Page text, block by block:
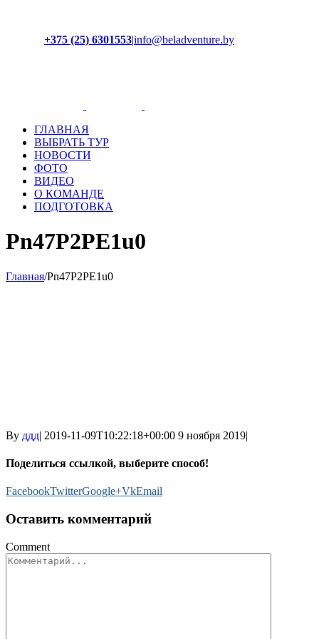
+375 (25) 6301553|info@beladventure.by
ГЛАВНАЯ
ВЫБРАТЬ ТУР
НОВОСТИ
ФОТО
ВИДЕО
О КОМАНДЕ
ПОДГОТОВКА
Pn47P2PE1u0
Главная/Pn47P2PE1u0
By ддд| 2019-11-09T10:22:18+00:00 9 ноября 2019|
Поделиться ссылкой, выберите способ!
FacebookTwitterGoogle+VkEmail
Оставить комментарий
Comment